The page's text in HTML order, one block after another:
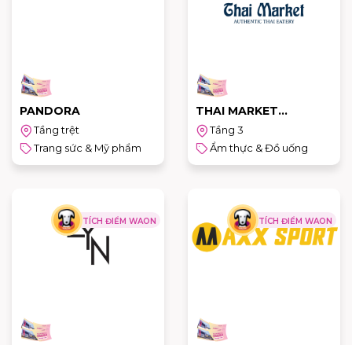
PANDORA
Tầng trệt
Trang sức & Mỹ phẩm
THAI MARKET
RESAURANTS
Tầng 3
Ẩm thực & Đồ uống
TÍCH ĐIỂM WAON TÍCH ĐIỂM WAON